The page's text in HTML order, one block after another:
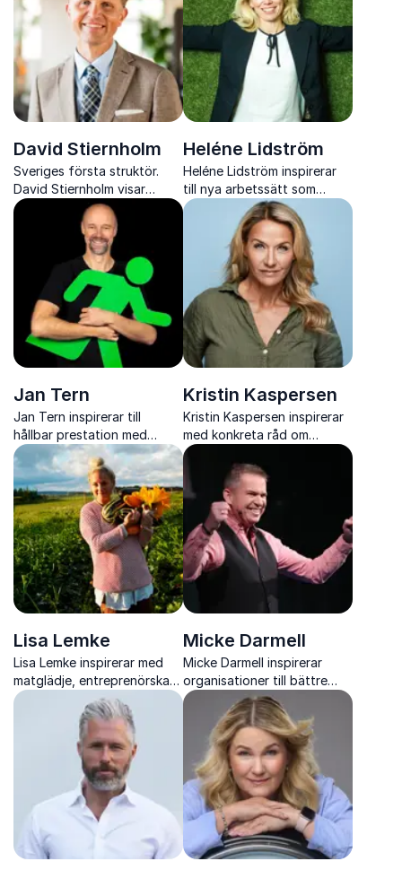
David Stiernholm
Sveriges första struktör.
David Stiernholm visar
sambandet mellan struktur
och en lyckad arbetsplats.
Heléne Lidström
Heléne Lidström inspirerar
till nya arbetssätt som
frigör kreativitet och skapar
resultat i den digitala
arbetsmiljön
Jan Tern
Jan Tern inspirerar till
hållbar prestation med
konkreta verktyg för
minskad stress, ökad
effektivitet och starkare
arbetsglädje
Kristin Kaspersen
Kristin Kaspersen inspirerar
med konkreta råd om
stresshantering, hälsa och
balans för en mer hållbar
och välmående vardag.
Lisa Lemke
Lisa Lemke inspirerar med
matglädje, entreprenörskap
och modet att skapa ett liv i
balans, från prästgård till
Micke Darmell
Micke Darmell inspirerar
organisationer till bättre
möten, starkare team och
högre närvaro genom
konkreta verktyg inom
möteskultur och
kommunikation.